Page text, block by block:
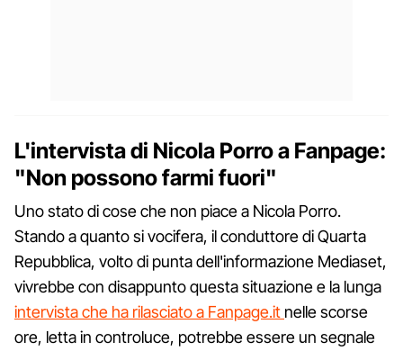
L'intervista di Nicola Porro a Fanpage:
"Non possono farmi fuori"
Uno stato di cose che non piace a Nicola Porro.
Stando a quanto si vocifera, il conduttore di Quarta
Repubblica, volto di punta dell'informazione Mediaset,
vivrebbe con disappunto questa situazione e la lunga
intervista che ha rilasciato a Fanpage.it nelle scorse
ore, letta in controluce, potrebbe essere un segnale